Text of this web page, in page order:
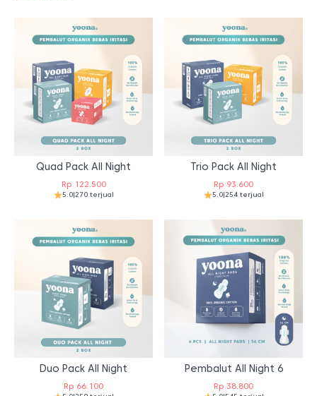
Quad Pack All Night
Rp122.500
5.0|270 terjual
Trio Pack All Night
Rp 93.600
5.0|254 terjual
Duo Pack All Night
Rp 66.100
Pembalut All Night 6
Rp 38.800